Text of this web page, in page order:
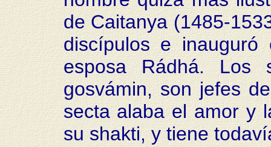
de Caitanya (1485-
discípulos e
esposa Rádhá. Los
gosvámin, son jefes
secta alaba el amor y
su shakti, y tiene